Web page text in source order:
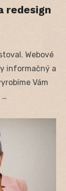
redesign
Webové
informačný a
Vám
…